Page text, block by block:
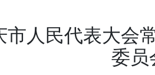
市人民代表大会
委员